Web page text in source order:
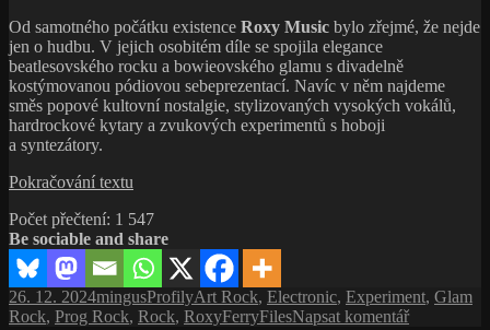
Od samotného počátku existence Roxy Music bylo zřejmé, že nejde
jen o hudbu. V jejich osobitém díle se spojila elegance
beatlesovského rocku a bowieovského glamu s divadelně
kostýmovanou pódiovou sebeprezentací. Navíc v něm najdeme
směs popové kultovní nostalgie, stylizovaných vysokých vokálů,
hardrockové kytary a zvukových experimentů s hoboji
a syntezátory.
Pokračování textu
excentričtí
angličtí
vejlupci
a hvězdy
albového
rocku
Počet přečtení: 1 547
Be sociable and share
Publikováno:
26. 12. 2024Autor:
mingusRubriky:
ProfilyŠtítky:
Art Rock, Electronic, Experiment, Glam
Rock, Prog Rock, Rock, RoxyFerryFilesNapsat komentářpro